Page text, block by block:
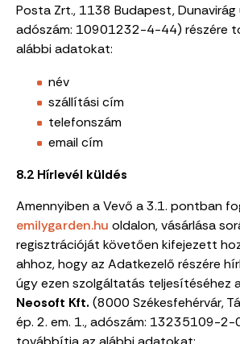
Posta Zrt., 1138 Budapest,
adószám: 10901232-4-44) részére
alábbi adatokat:
név
szállítási cím
telefonszám
email cím
8.2 Hírlevél küldés
Amennyiben a Vevő a 3.1. pontban
emilygarden.hu oldalon, vásárlása
regisztrációját követően kifejezett
ahhoz, hogy az Adatkezelő részére
úgy ezen szolgáltatás teljesítéséhez
Neosoft Kft. (8000 Székesfehérvár,
ép. 2. em. 1., adószám: 13235109-2-